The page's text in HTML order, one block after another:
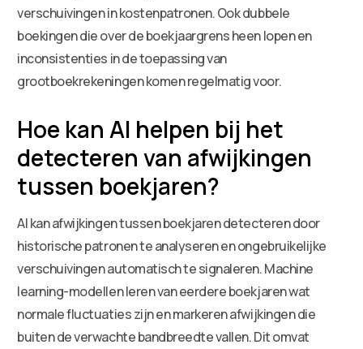
verschuivingen in kostenpatronen. Ook dubbele
boekingen die over de boekjaargrens heen lopen en
inconsistenties in de toepassing van
grootboekrekeningen komen regelmatig voor.
Hoe kan AI helpen bij het
detecteren van afwijkingen
tussen boekjaren?
AI kan afwijkingen tussen boekjaren detecteren door
historische patronen te analyseren en ongebruikelijke
verschuivingen automatisch te signaleren. Machine
learning-modellen leren van eerdere boekjaren wat
normale fluctuaties zijn en markeren afwijkingen die
buiten de verwachte bandbreedte vallen. Dit omvat